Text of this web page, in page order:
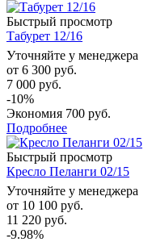
Быстрый просмотр
Табурет 12/16
Уточняйте у менеджера
от 6 300 руб.
7 000 руб.
-10%
Экономия 700 руб.
Подробнее
Быстрый просмотр
Кресло Пеланги 02/15
Уточняйте у менеджера
от 10 100 руб.
11 220 руб.
-9.98%